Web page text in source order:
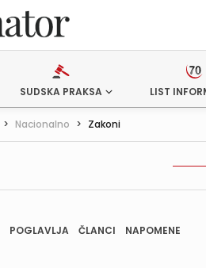
SUDSKA PRAKSA LIST
> Nacionalno > Zakoni
POGLAVLJA ČLANCI NAPOMENE